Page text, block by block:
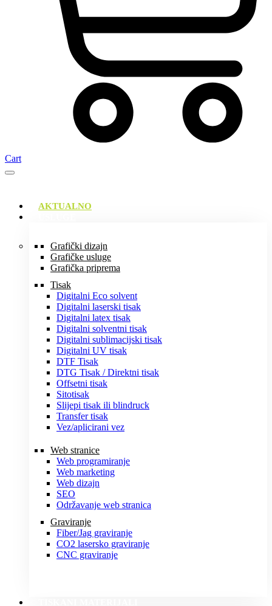
Cart
AKTUALNO
Grafički dizajn
Grafičke usluge
Grafička priprema
Tisak
Digitalni Eco solvent
Digitalni laserski tisak
Digitalni latex tisak
Digitalni solventni tisak
Digitalni sublimacijski tisak
Digitalni UV tisak
DTF Tisak
DTG Tisak / Direktni tisak
Offsetni tisak
Sitotisak
Slijepi tisak ili blindruck
Transfer tisak
Vez/aplicirani vez
Web stranice
Web programiranje
Web marketing
Web dizajn
SEO
Održavanje web stranica
Graviranje
Fiber/Jag graviranje
CO2 lasersko graviranje
CNC graviranje